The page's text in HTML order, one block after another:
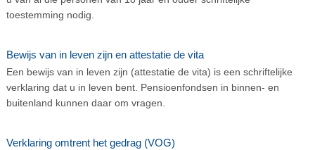
toestemming nodig.
Bewijs van in leven zijn en attestatie de vita
Een bewijs van in leven zijn (attestatie de vita) is een schriftelijke
verklaring dat u in leven bent. Pensioenfondsen in binnen- en
buitenland kunnen daar om vragen.
Verklaring omtrent het gedrag (VOG)